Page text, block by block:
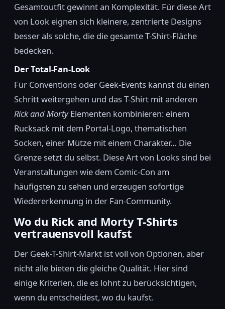
Gesamtoutfit gewinnt an Komplexität. Für diese Art
von Look eignen sich kleinere, zentrierte Designs
besser als solche, die die gesamte T-Shirt-Fläche
bedecken.
Der Total-Fan-Look
Für Conventions oder Geek-Events kannst du einen
Schritt weitergehen und das T-Shirt mit anderen
Rick and MortyElementen kombinieren: einem
Rucksack mit dem Portal-Logo, thematischen
Socken, einer Mütze mit einem Charakter… Die
Grenze setzt du selbst. Diese Art von Looks sind bei
Veranstaltungen wie dem Comic-Con am
häufigsten zu sehen und erzeugen sofortige
Wiedererkennung in der Fan-Community.
Wo du Rick and Morty T-Shirts
vertrauensvoll kaufst
Der Geek-T-Shirt-Markt ist voll von Optionen, aber
nicht alle bieten die gleiche Qualität. Hier sind
einige Kriterien, die es lohnt zu berücksichtigen,
wenn du entscheidest, wo du kaufst.